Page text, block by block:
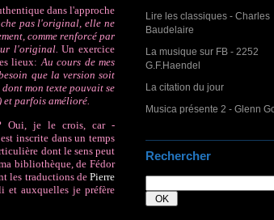
Lire les classiques - Charles
Baudelaire
La musique sur FB - 2252
G.F.Haendel
La citation du jour
Musica présente 2 - Glenn
Rechercher
dans l'approche
pas l'original, elle ne
comme renforcé par
l'original. Un exercice
lieux:Au cours de mes
que la version soit
mon texte pouvait se
et parfois amélioré.
Oui, je le crois, car -
inscrite dans un temps
dont le sens peut
bibliothèque, de Fédor
les traductions de Pierre
et auxquelles je préfère